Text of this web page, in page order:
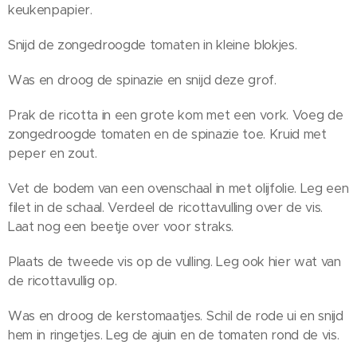
keukenpapier.
Snijd de zongedroogde tomaten in kleine blokjes.
Was en droog de spinazie en snijd deze grof.
Prak de ricotta in een grote kom met een vork. Voeg de
zongedroogde tomaten en de spinazie toe. Kruid met
peper en zout.
Vet de bodem van een ovenschaal in met olijfolie. Leg een
filet in de schaal. Verdeel de ricottavulling over de vis.
Laat nog een beetje over voor straks.
Plaats de tweede vis op de vulling. Leg ook hier wat van
de ricottavullig op.
Was en droog de kerstomaatjes. Schil de rode ui en snijd
hem in ringetjes. Leg de ajuin en de tomaten rond de vis.